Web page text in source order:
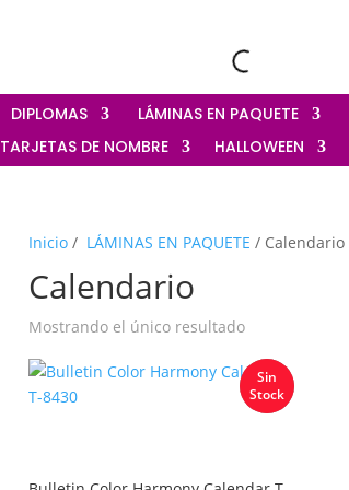
‎ DIPLOMAS ‎ LÁMINAS EN PAQUETE
‎ TARJETAS DE NOMBRE
HALLOWEEN
Inicio/ ‎ LÁMINAS EN PAQUETE / Calendario
Calendario
Mostrando el único resultado
Sin
Stock